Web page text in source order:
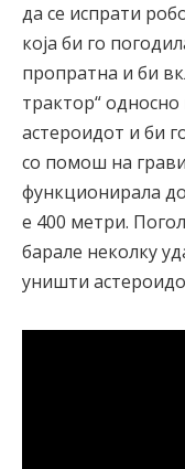
да се испрати
која би го
пропратна и би
трактор“ односно
астероидот и би
со помош на
функционирала
е 400 метри.
барале неколку
уништи